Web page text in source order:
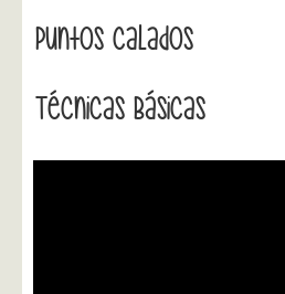
Puntos Calados
Técnicas Básicas